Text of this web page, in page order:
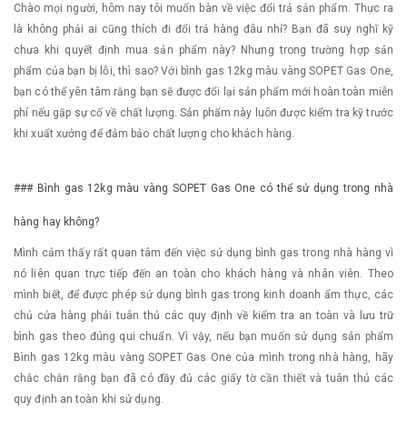
Chào mọi người, hôm nay tôi muốn bàn về việc đổi trả sản phẩm. Thực ra
là không phải ai cũng thích đi đổi trả hàng đâu nhỉ? Bạn đã suy nghĩ kỹ
chưa khi quyết định mua sản phẩm này? Nhưng trong trường hợp sản
phẩm của bạn bị lỗi, thì sao? Với bình gas 12kg màu vàng SOPET Gas One,
bạn có thể yên tâm rằng bạn sẽ được đổi lại sản phẩm mới hoàn toàn miễn
phí nếu gặp sự cố về chất lượng. Sản phẩm này luôn được kiểm tra kỹ trước
khi xuất xưởng để đảm bảo chất lượng cho khách hàng.
### Bình gas 12kg màu vàng SOPET Gas One có thể sử dụng trong nhà
hàng hay không?
Mình cảm thấy rất quan tâm đến việc sử dụng bình gas trong nhà hàng vì
nó liên quan trực tiếp đến an toàn cho khách hàng và nhân viên. Theo
mình biết, để được phép sử dụng bình gas trong kinh doanh ẩm thực, các
chủ cửa hàng phải tuân thủ các quy định về kiểm tra an toàn và lưu trữ
bình gas theo đúng qui chuẩn. Vì vậy, nếu bạn muốn sử dụng sản phẩm
Bình gas 12kg màu vàng SOPET Gas One của mình trong nhà hàng, hãy
chắc chắn rằng bạn đã có đầy đủ các giấy tờ cần thiết và tuân thủ các
quy định an toàn khi sử dụng.